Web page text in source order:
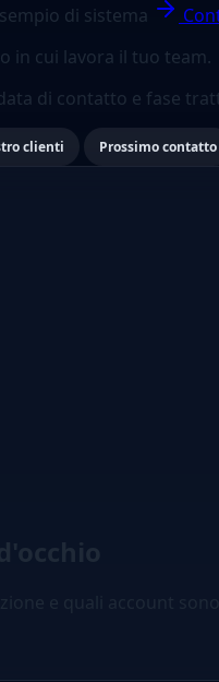
di sistema
in cui lavora il tuo team.
di contatto e fase
clienti Prossimo contatto